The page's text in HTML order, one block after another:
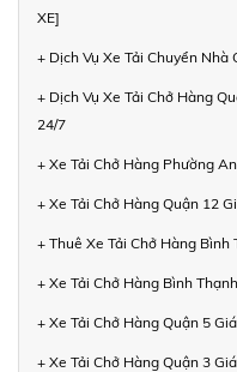
XE]
+ Dịch Vụ Xe Tải Chuyển Nhà
+ Dịch Vụ Xe Tải Chở Hàng
24/7
+ Xe Tải Chở Hàng Phường
+ Xe Tải Chở Hàng Quận 12
+ Thuê Xe Tải Chở Hàng Bình
+ Xe Tải Chở Hàng Bình
+ Xe Tải Chở Hàng Quận 5
+ Xe Tải Chở Hàng Quận 3